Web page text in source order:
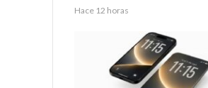
Hace 12 horas